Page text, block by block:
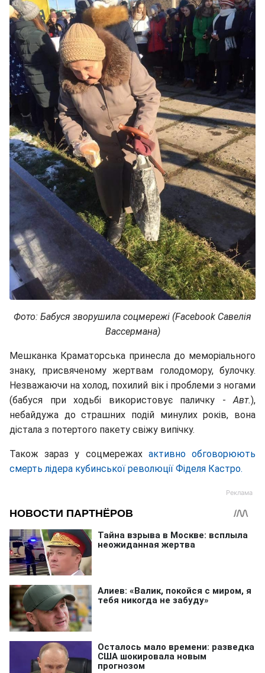
Фото: Бабуся зворушила соцмережі (Facebook Савелія
Вассермана)
Мешканка Краматорська принесла до меморіального
знаку, присвяченому жертвам голодомору, булочку.
Незважаючи на холод, похилий вік і проблеми з ногами
(бабуся при ходьбі використовує паличку -Авт.),
небайдужа до страшних подій минулих років, вона
дістала з потертого пакету свіжу випічку.
Також зараз у соцмережах активно обговорюють
смерть лідера кубинської революції Фіделя Кастро.